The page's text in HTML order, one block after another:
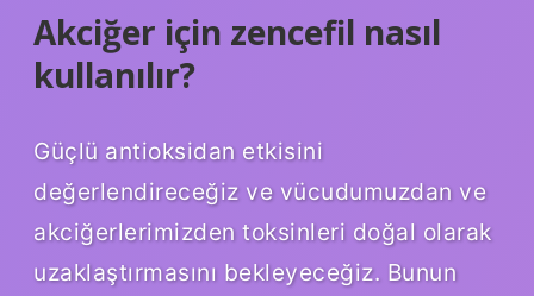
Akciğer için zencefil nasıl
kullanılır?
Güçlü antioksidan etkisini
değerlendireceğiz ve vücudumuzdan ve
akciğerlerimizden toksinleri doğal olarak
uzaklaştırmasını bekleyeceğiz. Bunun